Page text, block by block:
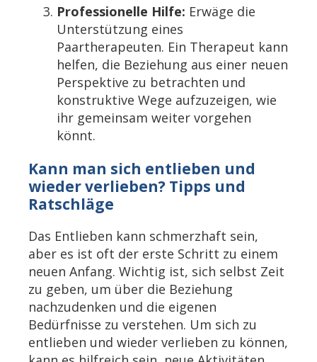
Professionelle Hilfe: Erwäge die
Unterstützung eines
Paartherapeuten. Ein Therapeut kann
helfen, die Beziehung aus einer neuen
Perspektive zu betrachten und
konstruktive Wege aufzuzeigen, wie
ihr gemeinsam weiter vorgehen
könnt.
Kann man sich entlieben und
wieder verlieben? Tipps und
Ratschläge
Das Entlieben kann schmerzhaft sein,
aber es ist oft der erste Schritt zu einem
neuen Anfang. Wichtig ist, sich selbst Zeit
zu geben, um über die Beziehung
nachzudenken und die eigenen
Bedürfnisse zu verstehen. Um sich zu
entlieben und wieder verlieben zu können,